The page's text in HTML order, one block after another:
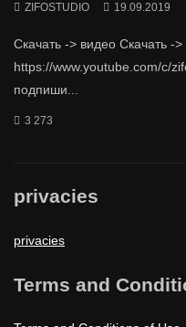
ZIFOSTUDIO 19.09.2019
Скачать -> видео Скачать -
https://www.youtube.com/c/
подпиши...
3 273
privacies
privacies
Terms and